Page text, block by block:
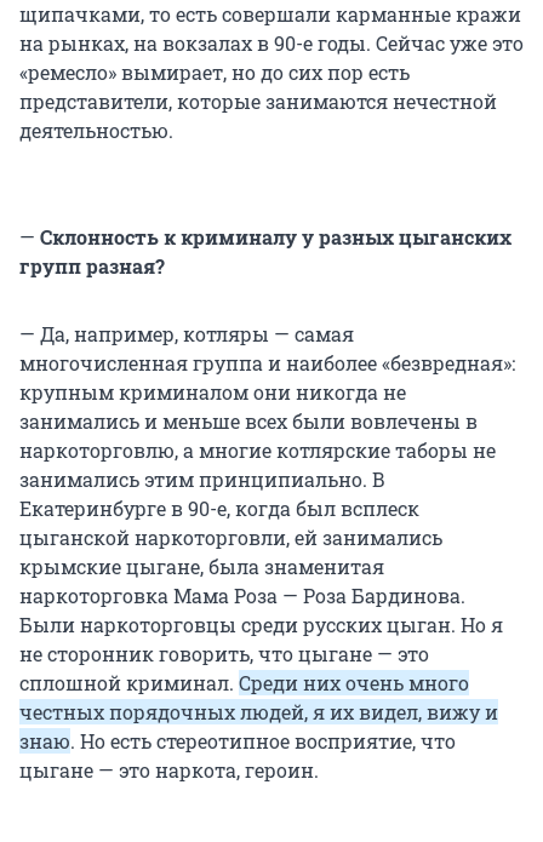
щипачками, то есть совершали карманные кражи
на рынках, на вокзалах в 90-е годы. Сейчас уже это
«ремесло» вымирает, но до сих пор есть
представители, которые занимаются нечестной
деятельностью.
— Склонность к криминалу у разных цыганских
групп разная?
— Да, например, котляры — самая
многочисленная группа и наиболее «безвредная»:
крупным криминалом они никогда не
занимались и меньше всех были вовлечены в
наркоторговлю, а многие котлярские таборы не
занимались этим принципиально. В
Екатеринбурге в 90-е, когда был всплеск
цыганской наркоторговли, ей занимались
крымские цыгане, была знаменитая
наркоторговка Мама Роза — Роза Бардинова.
Были наркоторговцы среди русских цыган. Но я
не сторонник говорить, что цыгане — это
сплошной криминал. Среди них очень много
честных порядочных людей, я их видел, вижу и
знаю. Но есть стереотипное восприятие, что
цыгане — это наркота, героин.